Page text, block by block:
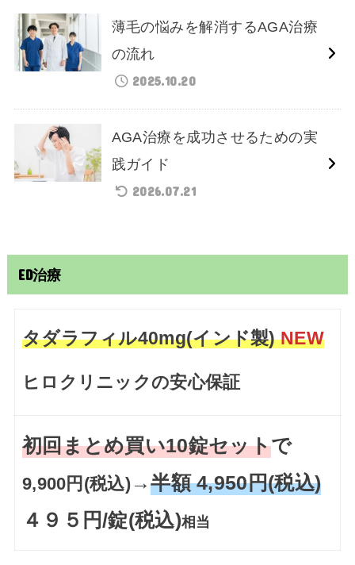
薄毛の悩みを解消するAGA治療
の流れ
2025.10.20
AGA治療を成功させるための実
践ガイド
2026.07.21
ED治療
タダラフィル40mg(インド製)NEW
ヒロクリニックの安心保証
初回まとめ買い10錠セットで
9,900円(税込)→半額 4,950円(税込)
４９５円/錠(税込)相当